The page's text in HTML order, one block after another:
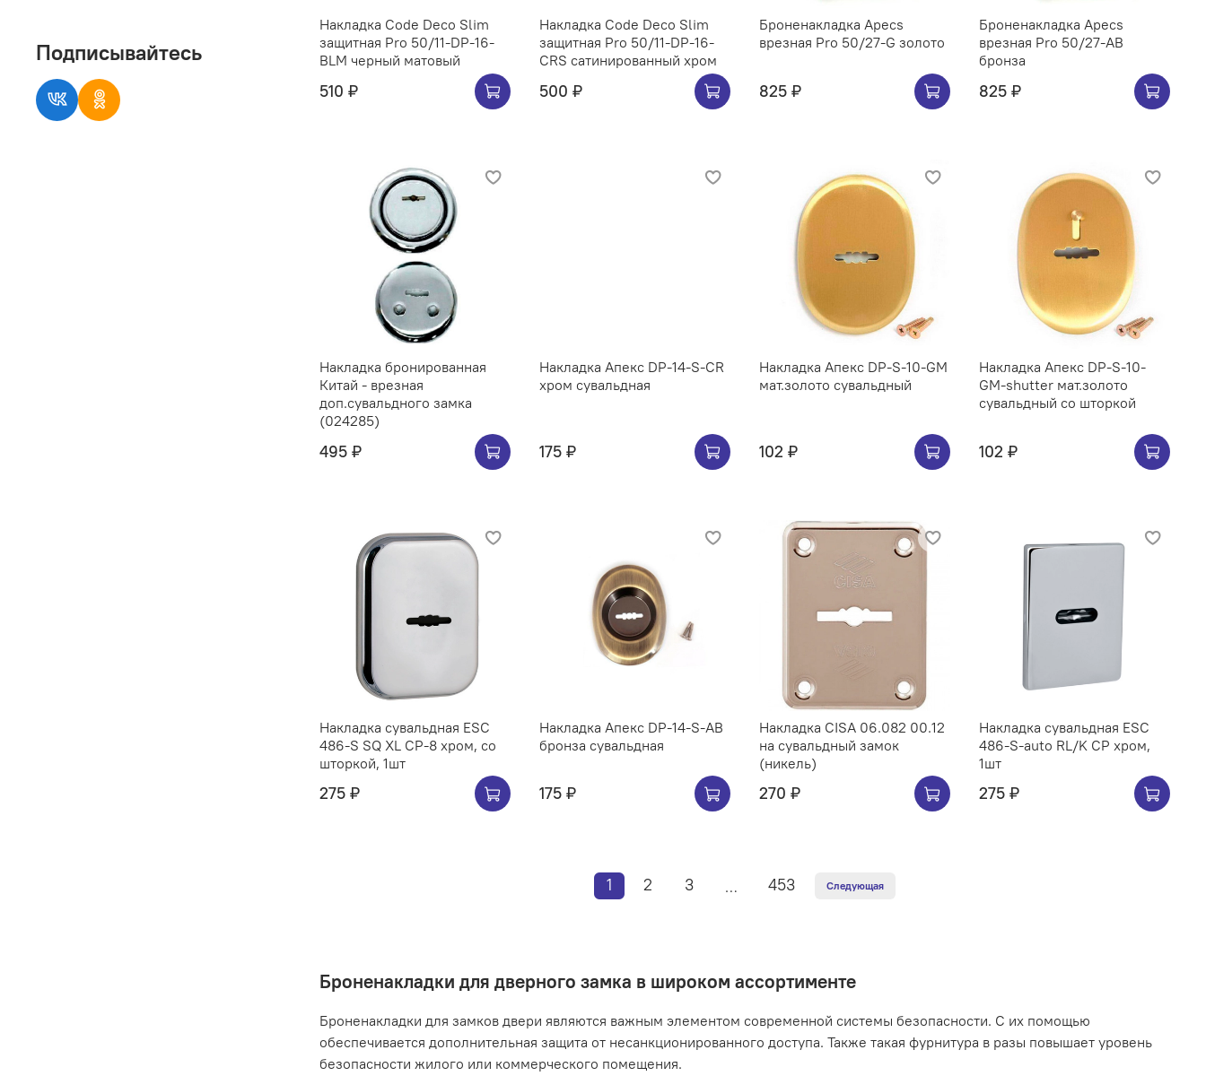
Накладка Code Deco Slim
защитная Pro 50/11-DP-16-
BLM черный матовый
510 ₽
Накладка Code Deco Slim
защитная Pro 50/11-DP-16-
CRS сатинированный хром
500 ₽
Броненакладка Apecs
врезная Pro 50/27-G золото
825 ₽
Броненакладка Apecs
врезная Pro 50/27-AB
бронза
825 ₽
Накладка бронированная
Китай - врезная
доп.сувальдного замка
(024285)
495 ₽
Накладка Апекс DP-14-S-CR
хром сувальдная
175 ₽
Накладка Апекс DP-S-10-GM
мат.золото сувальдный
102 ₽
Накладка Апекс DP-S-10-
GM-shutter мат.золото
сувальдный со шторкой
102 ₽
Накладка сувальдная ESC
486-S SQ XL CP-8 хром, со
шторкой, 1шт
275 ₽
Накладка Апекс DP-14-S-AB
бронза сувальдная
175 ₽
Накладка CISA 06.082 00.12
на сувальдный замок
(никель)
270 ₽
Накладка сувальдная ESC
486-S-auto RL/K CP хром,
1шт
275 ₽
1 2 3 … 453 Следующая
Броненакладки для дверного замка в широком ассортименте
Броненакладки для замков двери являются важным элементом современной системы безопасности. С их помощью
обеспечивается дополнительная защита от несанкционированного доступа. Также такая фурнитура в разы повышает уровень
безопасности жилого или коммерческого помещения.
Подписывайтесь